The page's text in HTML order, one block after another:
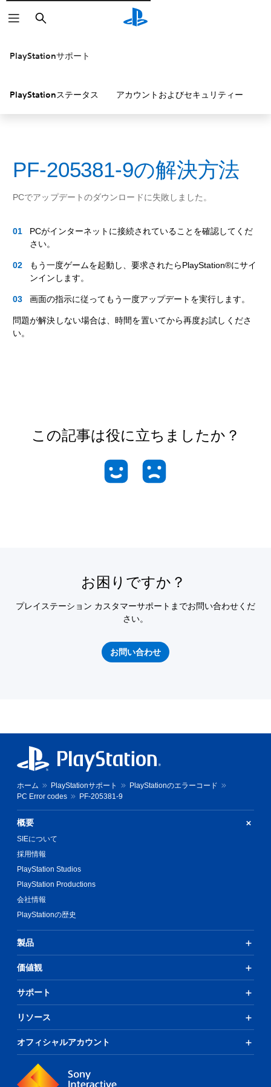
検
索
PlayStationサポート
PlayStationステータス アカウントおよびセキュリティー
PF-205381-9の解決方法
PCでアップデートのダウンロードに失敗しました。
PCがインターネットに接続されていることを確認してくだ
さい。
もう一度ゲームを起動し、要求されたらPlayStation®にサイ
ンインします。
画面の指示に従ってもう一度アップデートを実行します。
問題が解決しない場合は、時間を置いてから再度お試しくださ
い。
この記事は役に立ちましたか？
お困りですか？
プレイステーション カスタマーサポートまでお問い合わせくだ
さい。
お問い合わせ
ホーム PlayStationサポート
PlayStationのエラーコード
PC Error codes
PF-205381-9
概要
SIEについて
採用情報
PlayStation Studios
PlayStation Productions
会社情報
PlayStationの歴史
製品
価値観
サポート
リソース
オフィシャルアカウント